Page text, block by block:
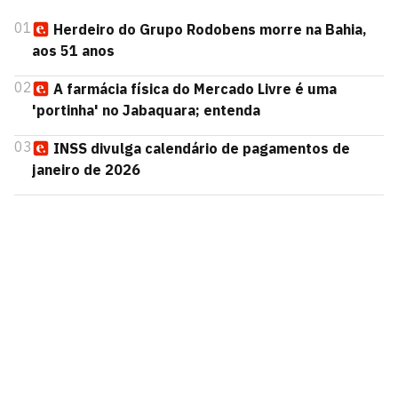
01
Herdeiro do Grupo Rodobens morre na Bahia,
aos 51 anos
02
A farmácia física do Mercado Livre é uma
'portinha' no Jabaquara; entenda
03
INSS divulga calendário de pagamentos de
janeiro de 2026